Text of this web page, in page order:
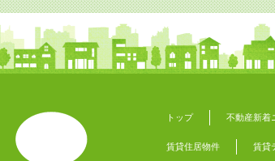
トップ 不動産新着
賃貸住居物件 賃貸